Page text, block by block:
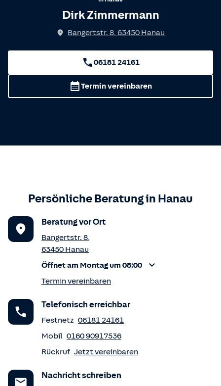
Dirk Zimmermann
Bangertstr. 8, 63450 Hanau
06181 24161
Termin vereinbaren
Persönliche Beratung in Hanau
Beratung vor Ort
Bangertstr. 8,
63450 Hanau
Öffnet am Montag um 08:00
Termin vereinbaren
Telefonisch erreichbar
Festnetz 06181 24161
Mobil 0160 90917536
Rückruf Jetzt vereinbaren
Nachricht schreiben